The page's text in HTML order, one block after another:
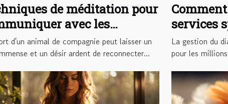
de méditation pour
avec les
après leur mort
d'un animal de compagnie peut laisser un
et un désir ardent de reconnecter...
services
elle les
La gestion du
pour les